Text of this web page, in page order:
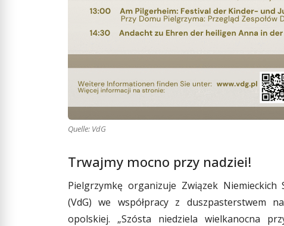
Quelle: VdG
Trwajmy mocno przy nadziei!
Pielgrzymkę organizuje Związek Niemieckich
(VdG) we współpracy z duszpasterstwem
opolskiej. „Szósta niedziela wielkanocna